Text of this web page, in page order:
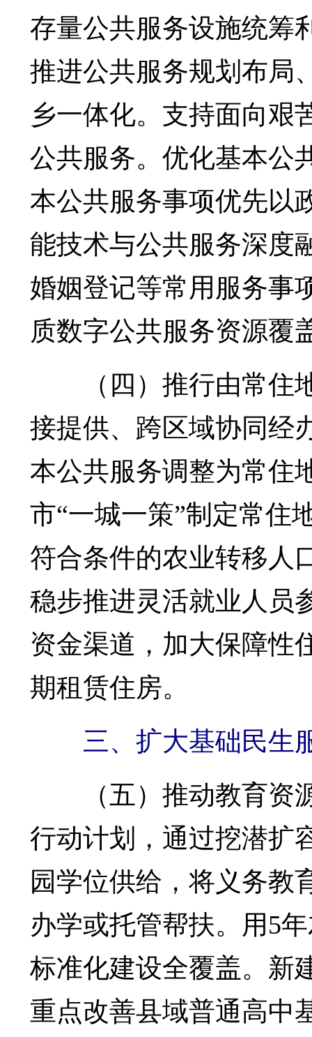
存量公共服务设施统筹
推进公共服务规划布局
乡一体化。支持面向艰
公共服务。优化基本公
本公共服务事项优先以
能技术与公共服务深度
婚姻登记等常用服务事
质数字公共服务资源覆
（四）推行由常住地
接提供、跨区域协同经
本公共服务调整为常住
市“一城一策”制定常住
符合条件的农业转移人
稳步推进灵活就业人员
资金渠道，加大保障性
期租赁住房。
三、扩大基础民生
（五）推动教育资源
行动计划，通过挖潜扩
园学位供给，将义务教
办学或托管帮扶。用5
标准化建设全覆盖。新
重点改善县域普通高中